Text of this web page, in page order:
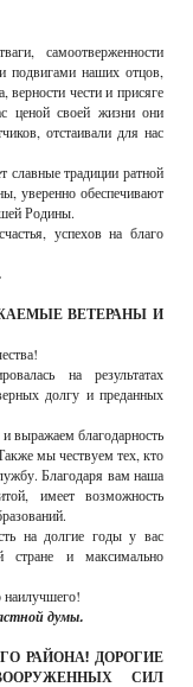
самоотверженности
подвигами наших отцов,
верности чести и присяге
ценой своей жизни они
отстаивали для нас
славные традиции ратной
уверенно обеспечивают
Родины.
успехов на благо
ВЕТЕРАНЫ И
на результатах
долгу и преданных
выражаем благодарность
мы чествуем тех, кто
Благодаря вам наша
имеет возможность
на долгие годы у вас
стране и максимально
наилучшего!
думы.
РАЙОНА! ДОРОГИЕ
СИЛ